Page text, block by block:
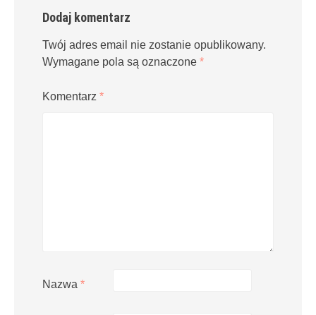
Dodaj komentarz
Twój adres email nie zostanie opublikowany.
Wymagane pola są oznaczone *
Komentarz *
Nazwa *